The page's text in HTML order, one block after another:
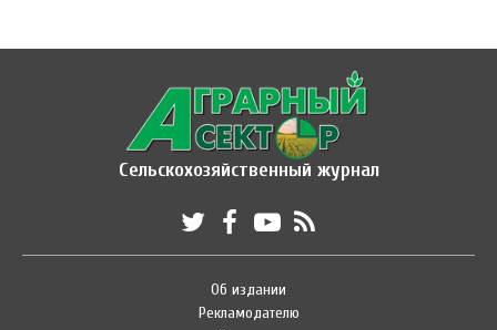
Сельскохозяйственный журнал
Об издании
Рекламодателю